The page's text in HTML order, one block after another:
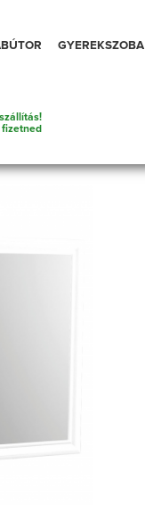
GYEREKSZOBA
fizetned